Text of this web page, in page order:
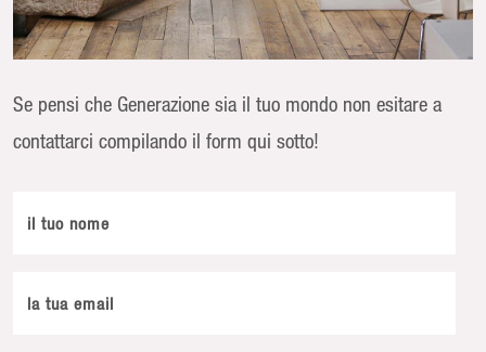
Se pensi che Generazione sia il tuo mondo non esitare a
contattarci compilando il form qui sotto!
il tuo nome
la tua email